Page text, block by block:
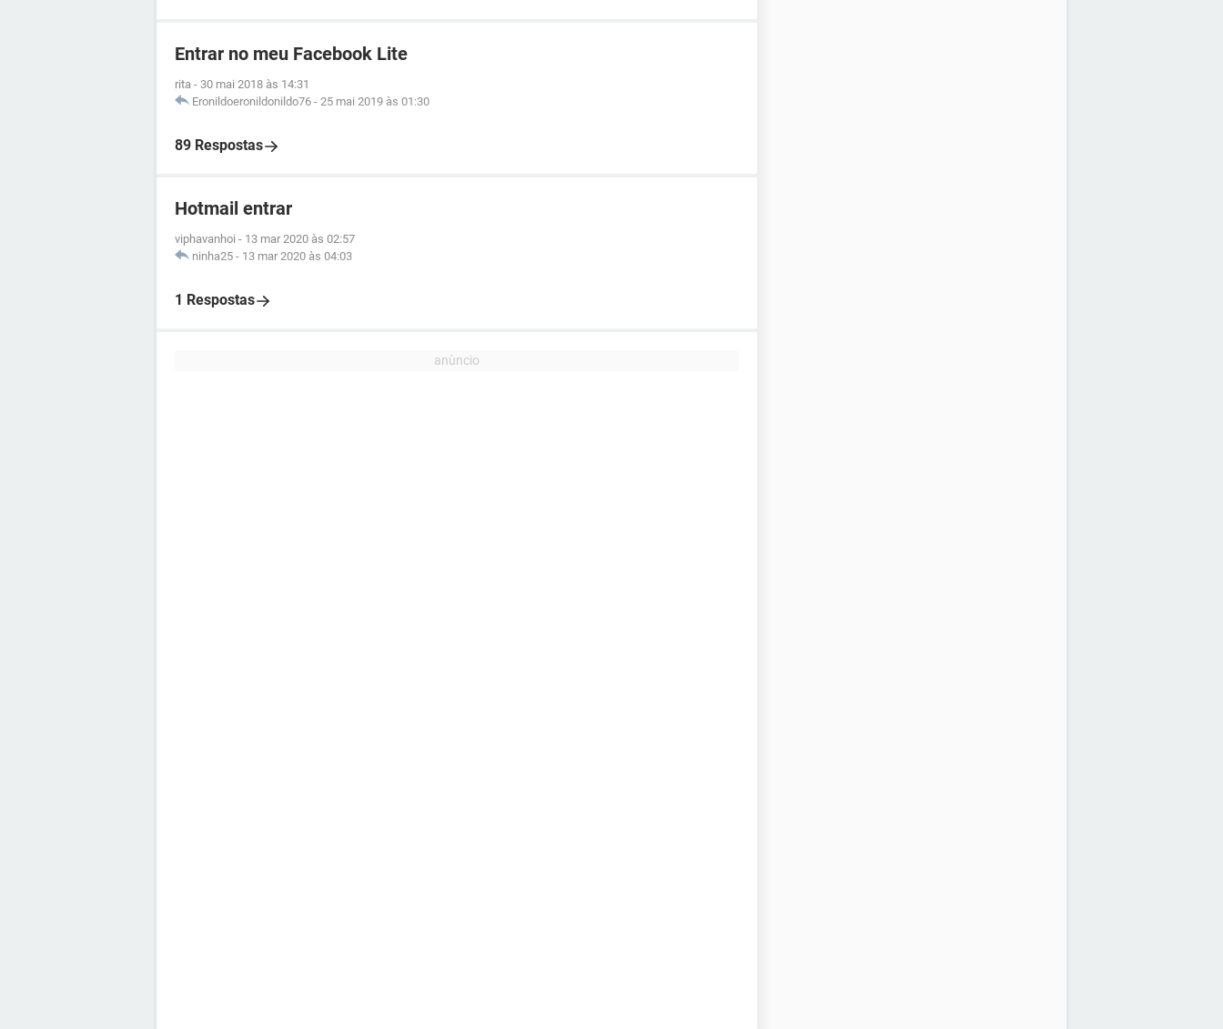
Entrar no meu Facebook Lite
rita - 30 mai 2018 às 14:31
Eronildoeronildonildo76 - 25 mai 2019 às 01:30
89 Respostas
Hotmail entrar
viphavanhoi - 13 mar 2020 às 02:57
ninha25 - 13 mar 2020 às 04:03
1 Respostas